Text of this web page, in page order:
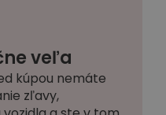
veľa
kúpou nemáte
zľavy,